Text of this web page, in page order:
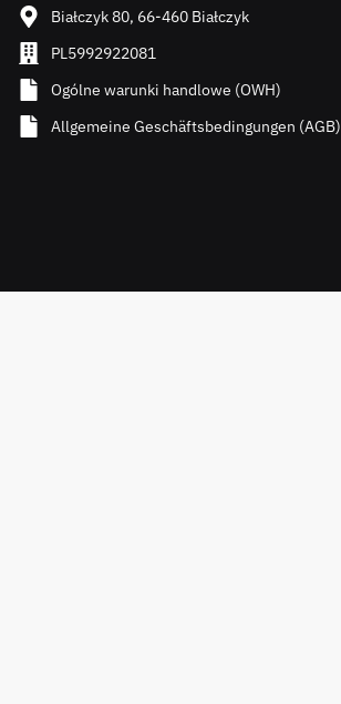
Białczyk 80, 66-460 Białczyk
PL5992922081
Ogólne warunki handlowe (OWH)
Allgemeine Geschäftsbedingungen (AGB)